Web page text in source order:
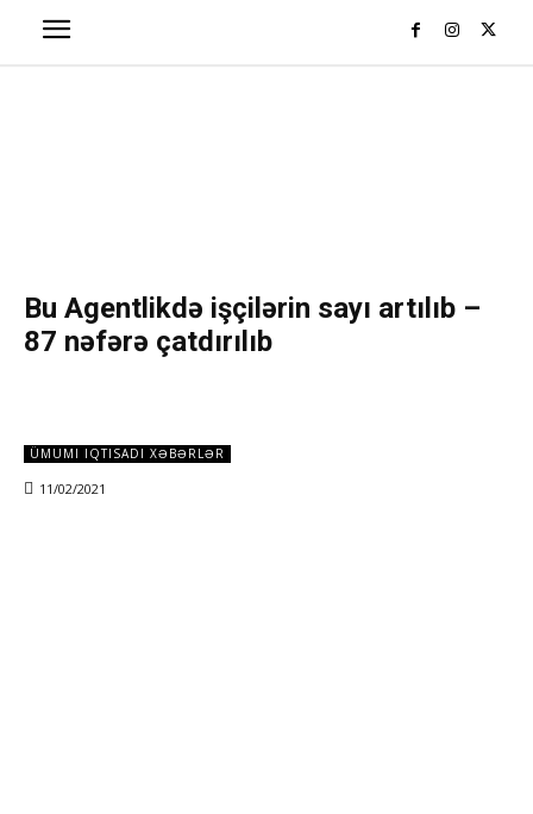
Bu Agentlikdə işçilərin sayı artılıb –
87 nəfərə çatdırılıb
ÜMUMI IQTISADI XƏBƏRLƏR
11/02/2021